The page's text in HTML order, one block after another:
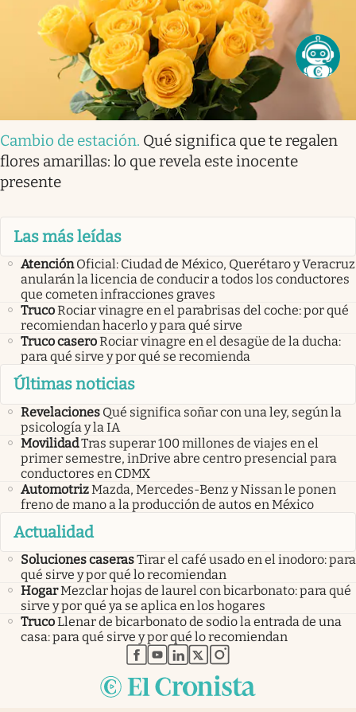
Cambio de estación. Qué significa que te regalen
flores amarillas: lo que revela este inocente
presente
Las más leídas
Atención Oficial: Ciudad de México, Querétaro y Veracruz
anularán la licencia de conducir a todos los conductores
que cometen infracciones graves
TrucoRociar vinagre en el parabrisas del coche: por qué
recomiendan hacerlo y para qué sirve
Truco caseroRociar vinagre en el desagüe de la ducha:
para qué sirve y por qué se recomienda
Últimas noticias
Revelaciones Qué significa soñar con una ley, según la
psicología y la IA
MovilidadTras superar 100 millones de viajes en el
primer semestre, inDrive abre centro presencial para
conductores en CDMX
AutomotrizMazda, Mercedes-Benz y Nissan le ponen
freno de mano a la producción de autos en México
Actualidad
Soluciones caserasTirar el café usado en el inodoro: para
qué sirve y por qué lo recomiendan
HogarMezclar hojas de laurel con bicarbonato: para qué
sirve y por qué ya se aplica en los hogares
TrucoLlenar de bicarbonato de sodio la entrada de una
casa: para qué sirve y por qué lo recomiendan
abre en nueva pestaña
abre en nueva pestaña
abre en nueva pestaña
abre en nueva pestaña
abre en nueva pestaña